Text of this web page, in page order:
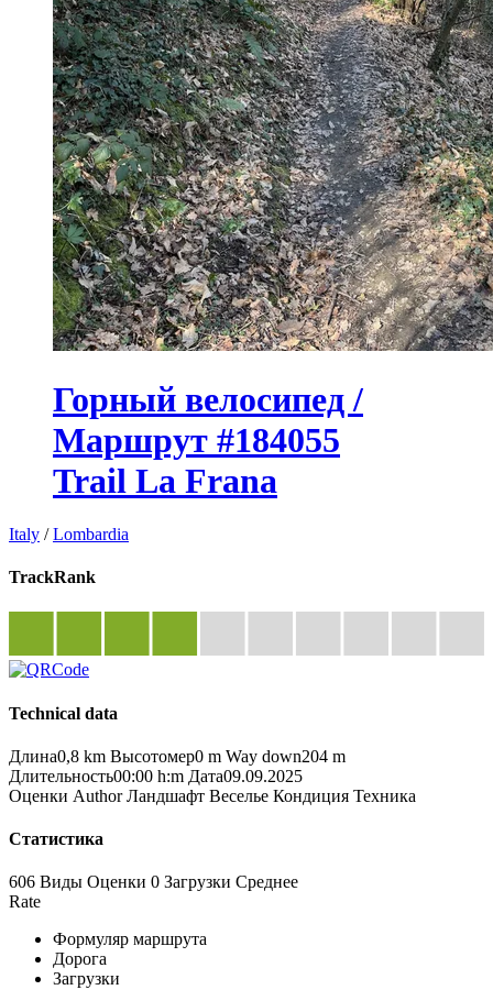
Горный велосипед /
Маршрут #184055
Trail La Frana
Italy /Lombardia
TrackRank
Technical data
Длина0,8 km Высотомер0 m Way down204 m
Длительность00:00 h:m Дата09.09.2025
Оценки Author Ландшафт Веселье Кондиция Техника
Статистика
606 Виды Оценки 0 Загрузки Среднее
Rate
Формуляр маршрута
Дорога
Загрузки